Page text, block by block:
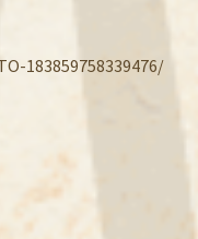
183859758339476/